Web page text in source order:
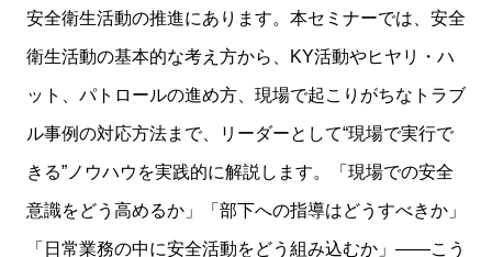
安全衛生活動の推進にあります。本セミナーでは、安全
衛生活動の基本的な考え方から、KY活動やヒヤリ・ハ
ット、パトロールの進め方、現場で起こりがちなトラブ
ル事例の対応方法まで、リーダーとして“現場で実行で
きる”ノウハウを実践的に解説します。「現場での安全
意識をどう高めるか」「部下への指導はどうすべきか」
「日常業務の中に安全活動をどう組み込むか」——こう